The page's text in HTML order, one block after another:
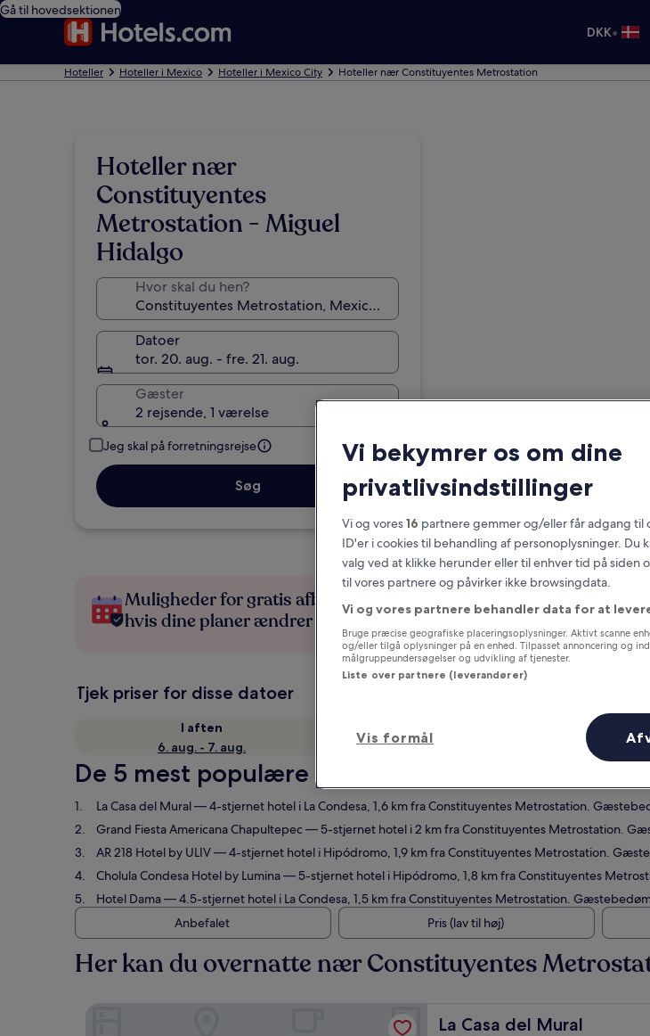
Gå til hovedsektionen
DKK•
Hoteller Hoteller i Mexico Hoteller i Mexico City Hoteller nær Constituyentes Metrostation
Hoteller nær
Constituyentes
Metrostation - Miguel
Hidalgo
Hvor skal du hen?
Datoer
tor. 20. aug. - fre. 21. aug.
Gæster
2 rejsende, 1 værelse
Jeg skal på forretningsrejse
Søg
Muligheder for gratis afbestilling,
hvis dine planer ændrer sig
Optjen fordele for
Tjek priser for disse datoer
I aften
6. aug. - 7. aug.
7. aug. - 8. aug.
De 5 mest populære hoteller nær
La Casa del Mural— 4-stjernet hotel i La Condesa, 1,6 km fra Constituyentes Metrostation.
Grand Fiesta Americana Chapultepec — 5-stjernet hotel i 2 km fra Constituyentes Metrostation.
AR 218 Hotel by ULIV— 4-stjernet hotel i Hipódromo, 1,9 km fra Constituyentes Metrostation.
Cholula Condesa Hotel by Lumina— 5-stjernet hotel i Hipódromo, 1,8 km fra Constituyentes
Hotel Dama— 4.5-stjernet hotel i La Condesa, 1,5 km fra Constituyentes Metrostation.
Anbefalet
Pris (lav til høj)
Her kan du overnatte nær Constituyentes
La Casa del Mural
La Casa del Mural
Vi bekymrer os om dine
privatlivsindstillinger
Vi og vores16 partnere gemmer og/eller får adgang til
ID'er i cookies til behandling af personoplysninger. Du
valg ved at klikke herunder eller til enhver tid på siden
til vores partnere og påvirker ikke browsingdata.
Vi og vores partnere behandler data for at
Bruge præcise geografiske placeringsoplysninger. Aktivt scanne
og/eller tilgå oplysninger på en enhed. Tilpasset annoncering og
målgruppeundersøgelser og udvikling af tjenester.
Liste over partnere (leverandører)
Vis formål